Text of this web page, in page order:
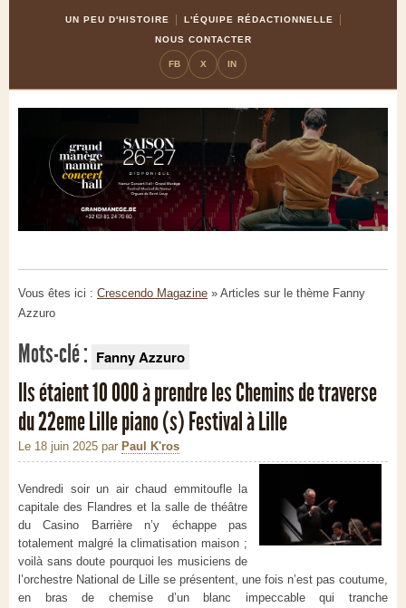
UN PEU D'HISTOIRE
L'ÉQUIPE RÉDACTIONNELLE
NOUS CONTACTER
FB X IN
Vous êtes ici : Crescendo Magazine » Articles sur le thème Fanny
Azzuro
Mots-clé : Fanny Azzuro
Ils étaient 10 000 à prendre les Chemins de traverse
du 22eme Lille piano (s) Festival à Lille
Le 18 juin 2025 par Paul K'ros
Vendredi soir un air chaud emmitoufle la
capitale des Flandres et la salle de théâtre
du Casino Barrière n’y échappe pas
totalement malgré la climatisation maison ;
voilà sans doute pourquoi les musiciens de
l’orchestre National de Lille se présentent, une fois n’est pas coutume,
en bras de chemise d’un blanc impeccable qui tranche